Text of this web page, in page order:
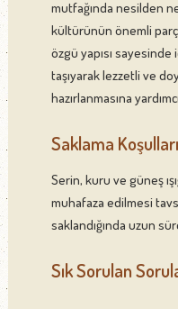
mutfağında nesilden
kültürünün önemli
özgü yapısı sayesinde
taşıyarak lezzetli ve
hazırlanmasına
Saklama Koşulları
Serin, kuru ve güneş
muhafaza edilmesi
saklandığında uzun
Sık Sorulan